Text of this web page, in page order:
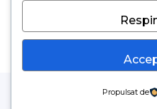
Propulsat de